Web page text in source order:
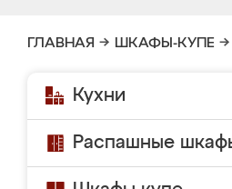
ГЛАВНАЯ → ШКАФЫ-КУПЕ →
Кухни
Распашные